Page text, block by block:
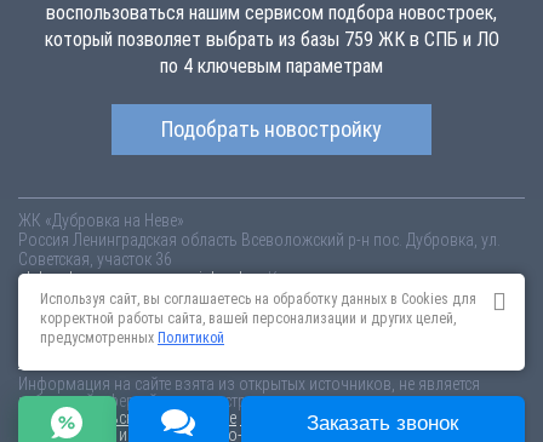
воспользоваться нашим сервисом подбора новостроек,
который позволяет выбрать из базы 759 ЖК в СПБ и ЛО
по 4 ключевым параметрам
Подобрать новостройку
ЖК «Дубровка на Неве»
Россия Ленинградская область Всеволожский р-н пос. Дубровка, ул.
Советская, участок 36
dubrovka-na-neve.novopoisk.spb.ruКупить квартиру в новом жилом
комплексе «Дубровка на Неве» от «Невский Форт» во Всеволожском
районе. Квартиры различных планировок от 1.22 млн рублей!
Информация на сайте взята из открытых источников, не является
публичной офертой и распространяется для ознакомления.
Пользовательское соглашение
Соглашение о размещении
Пояснение об информационно-рекламном характере сведений
Используя сайт, вы соглашаетесь на обработку данных в Cookies для
корректной работы сайта, вашей персонализации и других целей,
предусмотренных Политикой
Заказать звонок